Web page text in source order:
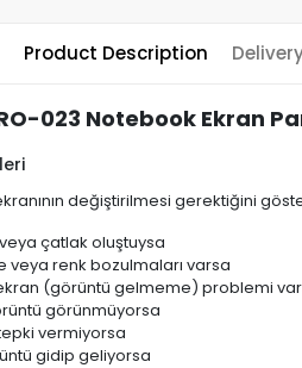
Product Description
023 Notebook Ekran
değiştirilmesi gerektiğini
çatlak oluştuysa
veya renk bozulmaları varsa
(görüntü gelmeme) problemi
görünmüyorsa
vermiyorsa
gidip geliyorsa